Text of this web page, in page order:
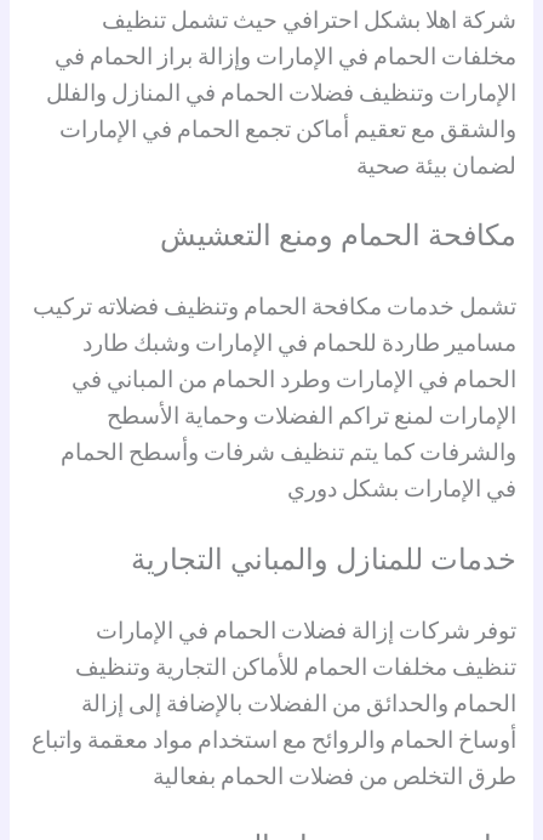
شركة اهلا بشكل احترافي حيث تشمل تنظيف
مخلفات الحمام في الإمارات وإزالة براز الحمام في
الإمارات وتنظيف فضلات الحمام في المنازل والفلل
والشقق مع تعقيم أماكن تجمع الحمام في الإمارات
لضمان بيئة صحية
مكافحة الحمام ومنع التعشيش
تشمل خدمات مكافحة الحمام وتنظيف فضلاته تركيب
مسامير طاردة للحمام في الإمارات وشبك طارد
الحمام في الإمارات وطرد الحمام من المباني في
الإمارات لمنع تراكم الفضلات وحماية الأسطح
والشرفات كما يتم تنظيف شرفات وأسطح الحمام
في الإمارات بشكل دوري
خدمات للمنازل والمباني التجارية
توفر شركات إزالة فضلات الحمام في الإمارات
تنظيف مخلفات الحمام للأماكن التجارية وتنظيف
الحمام والحدائق من الفضلات بالإضافة إلى إزالة
أوساخ الحمام والروائح مع استخدام مواد معقمة واتباع
طرق التخلص من فضلات الحمام بفعالية